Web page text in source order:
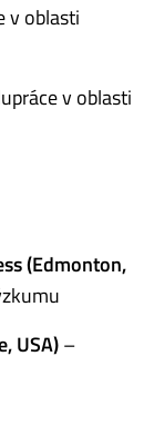
v oblasti
v oblasti
(Edmonton,
USA)–